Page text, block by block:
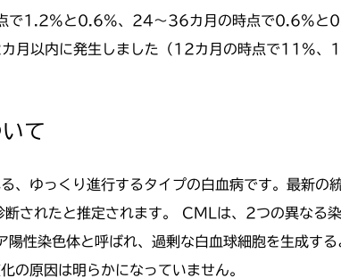
で1.2%と0.6%、24～36カ月の時点で0.6%と
カ月以内に発生しました（12カ月の時点で11%
て
、ゆっくり進行するタイプの白血病です。最新
れたと推定されます。 CMLは、2つの異なる染
陽性染色体と呼ばれ、過剰な白血球細胞を生成す
の原因は明らかになっていません。